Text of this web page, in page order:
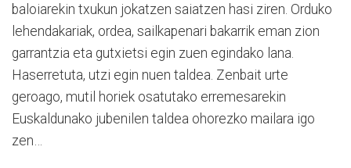
baloiarekin txukun jokatzen saiatzen hasi ziren. Orduko
lehendakariak, ordea, sailkapenari bakarrik eman zion
garrantzia eta gutxietsi egin zuen egindako lana.
Haserretuta, utzi egin nuen taldea. Zenbait urte
geroago, mutil horiek osatutako erremesarekin
Euskaldunako jubenilen taldea ohorezko mailara igo
zen…